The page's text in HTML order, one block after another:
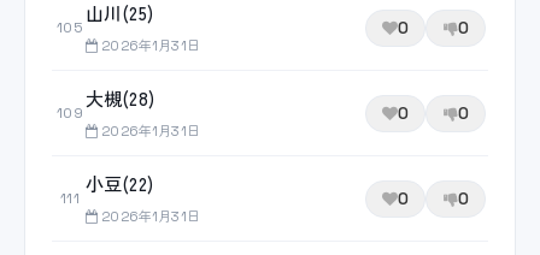
105
山川(25)
2026年1月31日
0 0
109
大槻(28)
2026年1月31日
0 0
111
小豆(22)
2026年1月31日
0 0